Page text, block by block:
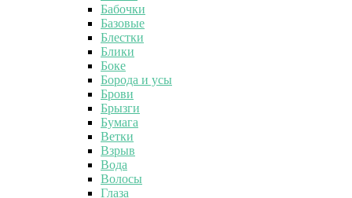
Бабочки
Базовые
Блестки
Блики
Боке
Борода и усы
Брови
Брызги
Бумага
Ветки
Взрыв
Вода
Волосы
Глаза